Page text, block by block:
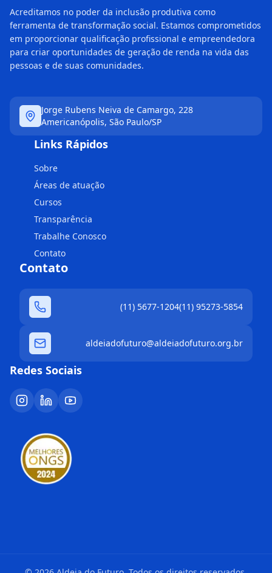
Acreditamos no poder da inclusão produtiva como
ferramenta de transformação social. Estamos comprometidos
em proporcionar qualificação profissional e empreendedora
para criar oportunidades de geração de renda na vida das
pessoas e de suas comunidades.
Jorge Rubens Neiva de Camargo, 228
Americanópolis, São Paulo/SP
Links Rápidos
Sobre
Áreas de atuação
Cursos
Transparência
Trabalhe Conosco
Contato
Contato
(11) 5677-1204(11) 95273-5854
aldeiadofuturo@aldeiadofuturo.org.br
Redes Sociais